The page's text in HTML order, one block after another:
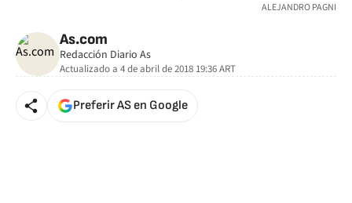
ALEJANDRO PAGNI
As.com
Redacción Diario As
Actualizado a 4 de abril de 2018 19:36ART
Preferir AS en Google